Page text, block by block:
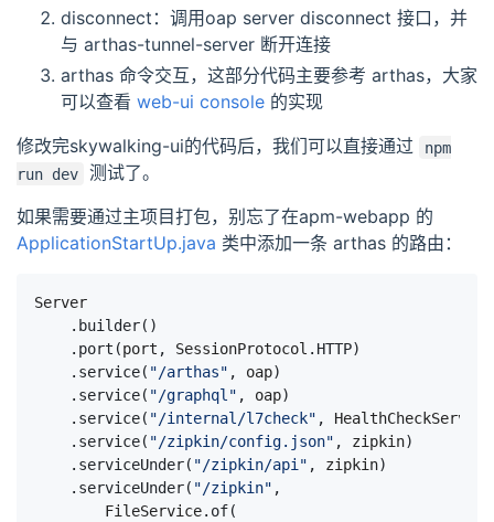
disconnect：调用oap server disconnect 接口，并
与 arthas-tunnel-server 断开连接
arthas 命令交互，这部分代码主要参考 arthas，大家
可以查看 web-ui console 的实现
修改完skywalking-ui的代码后，我们可以直接通过
npm
run dev
测试了。
如果需要通过主项目打包，别忘了在apm-webapp 的
ApplicationStartUp.java 类中添加一条 arthas 的路由：
Server
. builder()
. port (port , SessionProtocol . HTTP)
. service( "/arthas" , oap)
. service( "/graphql" , oap)
. service( "/internal/l7check" , HealthCheckService
. service( "/zipkin/config.json" , zipkin)
. serviceUnder( "/zipkin/api" , zipkin)
. serviceUnder( "/zipkin" ,
FileService. of(